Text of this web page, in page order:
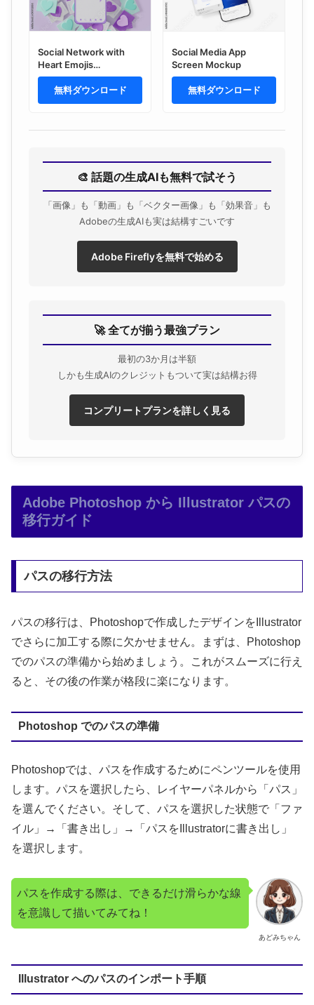
Social Network with
Heart Emojis
Background Mockup
無料ダウンロード
Social Media App
Screen Mockup
無料ダウンロード
🎨 話題の生成AIも無料で試そう
「画像」も「動画」も「ベクター画像」も「効果音」も
Adobeの生成AIも実は結構すごいです
Adobe Fireflyを無料で始める
🚀 全てが揃う最強プラン
最初の3か月は半額
しかも生成AIのクレジットもついて実は結構お得
コンプリートプランを詳しく見る
Adobe Photoshop から Illustrator パスの
移行ガイド
パスの移行方法
パスの移行は、Photoshopで作成したデザインをIllustrator
でさらに加工する際に欠かせません。まずは、Photoshop
でのパスの準備から始めましょう。これがスムーズに行え
ると、その後の作業が格段に楽になります。
Photoshop でのパスの準備
Photoshopでは、パスを作成するためにペンツールを使用
します。パスを選択したら、レイヤーパネルから「パス」
を選んでください。そして、パスを選択した状態で「ファ
イル」→「書き出し」→「パスをIllustratorに書き出し」
を選択します。
あどみちゃん
パスを作成する際は、できるだけ滑らかな線
を意識して描いてみてね！
Illustrator へのパスのインポート手順